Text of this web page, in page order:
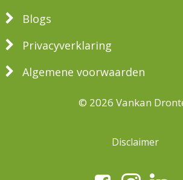
Blogs
Privacyverklaring
Algemene voorwaarden
© 2026 Vankan
Disclaimer